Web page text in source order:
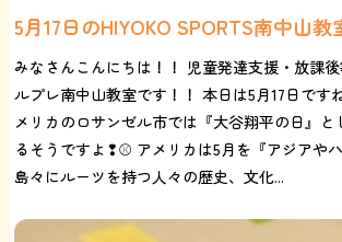
5月17日のHIYOKO SPORTS南中山教
みなさんこんにちは！！ 児童発達支援・放課
ルプレ南中山教室です！！ 本日は5月17日です
メリカのロサンゼル市では『大谷翔平の日』
るそうですよ❢⚾ アメリカは5月を『アジアや
島々にルーツを持つ人々の歴史、文化...